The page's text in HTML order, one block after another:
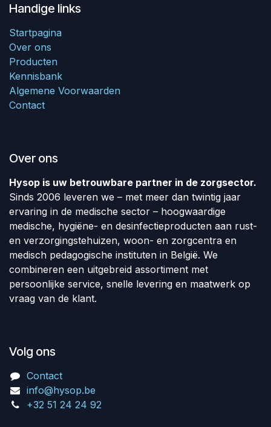
Handige links
Startpagina
Over ons
Producten
Kennisbank
Algemene Voorwaarden
Contact
Over ons
Hysop is uw betrouwbare partner in de zorgsector.
Sinds 2006 leveren we – met meer dan twintig jaar
ervaring in de medische sector – hoogwaardige
medische, hygiëne- en desinfectieproducten aan rust-
en verzorgingstehuizen, woon- en zorgcentra en
medisch pedagogische instituten in België. We
combineren een uitgebreid assortiment met
persoonlijke service, snelle levering en maatwerk op
vraag van de klant.
Volg ons
Contact
info@hysop.be
+32 51 24 24 92